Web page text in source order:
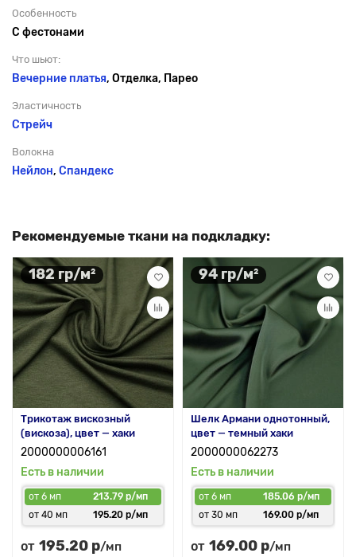
Особенность
С фестонами
Что шьют:
Вечерние платья, Отделка, Парео
Эластичность
Стрейч
Волокна
Нейлон, Спандекс
Рекомендуемые ткани на подкладку:
182 гр/м²
Трикотаж вискозный
(вискоза), цвет — хаки
2000000006161
Есть в наличии
от 6 мп
213.79 р/мп
от 40 мп
195.20 р/мп
от 195.20 р/мп
94 гр/м²
Шелк Армани однотонный,
цвет — темный хаки
2000000062273
Есть в наличии
от 6 мп
185.06 р/мп
от 30 мп
169.00 р/мп
от 169.00 р/мп